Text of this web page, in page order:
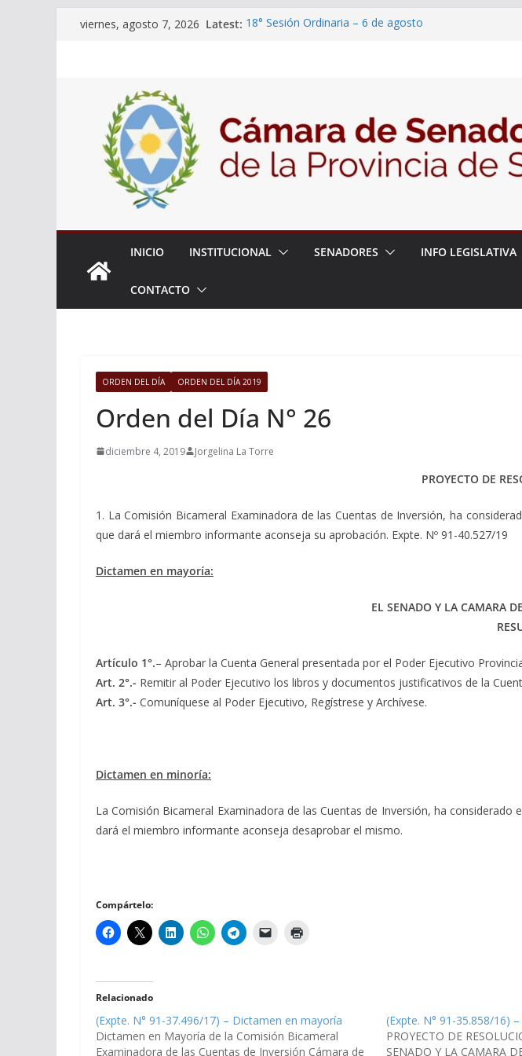
Skipviernes, agosto 7, 2026 Latest: 18° Sesión Ordinaria – 6 de agosto
Expte. Nº 90-34.516/2026 – 06/08/26 – Créase el Ente
de Protección y Control Vegetal
INICIO INSTITUCIONAL SENADORES INFO LEGISLATIVA
CONTACTO
ORDEN DEL DÍA ORDEN DEL DÍA 2019
Orden del Día N° 26
diciembre 4, 2019 Jorgelina La Torre
PROYECTO DE
1. La Comisión Bicameral Examinadora de las Cuentas de Inversión, ha
que dará el miembro informante aconseja su aprobación. Expte. Nº 91-40.527/19
Dictamen en mayoría:
EL SENADO Y LA CAMARA
Artículo 1°.– Aprobar la Cuenta General presentada por el Poder Ejecutivo
Art. 2°.- Remitir al Poder Ejecutivo los libros y documentos justificativos de la
Art. 3°.- Comuníquese al Poder Ejecutivo, Regístrese y Archívese.
Dictamen en minoría:
La Comisión Bicameral Examinadora de las Cuentas de Inversión, ha
dará el miembro informante aconseja desaprobar el mismo.
Compártelo:
Relacionado
(Expte. N° 91-37.496/17) – Dictamen en mayoría
Dictamen en Mayoría de la Comisión Bicameral
Examinadora de las Cuentas de Inversión Cámara de
(Expte. N° 91-35.858/16)
PROYECTO DE
SENADO Y LA CAMARA